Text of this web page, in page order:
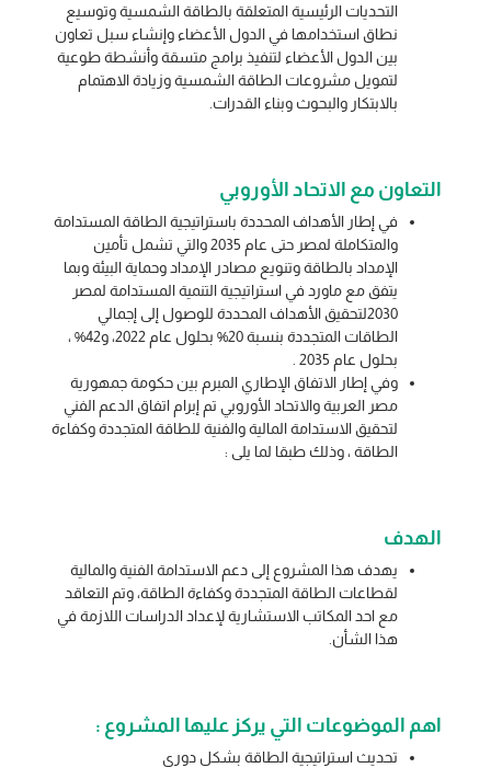
التحديات الرئيسية المتعلقة بالطاقة الشمسية وتوسيع
نطاق استخدامها في الدول الأعضاء وإنشاء سبل تعاون
بين الدول الأعضاء لتنفيذ برامج متسقة وأنشطة طوعية
لتمويل مشروعات الطاقة الشمسية وزيادة الاهتمام
بالابتكار والبحوث وبناء القدرات.
التعاون مع الاتحاد الأوروبي
في إطار الأهداف المحددة باستراتيجية الطاقة المستدامة
والمتكاملة لمصر حتى عام 2035 والتي تشمل تأمين
الإمداد بالطاقة وتنويع مصادر الإمداد وحماية البيئة وبما
يتفق مع ماورد في استراتيجية التنمية المستدامة لمصر
2030لتحقيق الأهداف المحددة للوصول إلى إجمالي
الطاقات المتجددة بنسبة 20% بحلول عام 2022، و42% ،
بحلول عام 2035 .
وفي إطار الاتفاق الإطاري المبرم بين حكومة جمهورية
مصر العربية والاتحاد الأوروبي تم إبرام اتفاق الدعم الفني
لتحقيق الاستدامة المالية والفنية للطاقة المتجددة وكفاءة
الطاقة ، وذلك طبقا لما يلى :
الهدف
يهدف هذا المشروع إلى دعم الاستدامة الفنية والمالية
لقطاعات الطاقة المتجددة وكفاءة الطاقة، وتم التعاقد
مع احد المكاتب الاستشارية لإعداد الدراسات اللازمة في
هذا الشأن.
اهم الموضوعات التي يركز عليها المشروع :
تحديث استراتيجية الطاقة بشكل دوري